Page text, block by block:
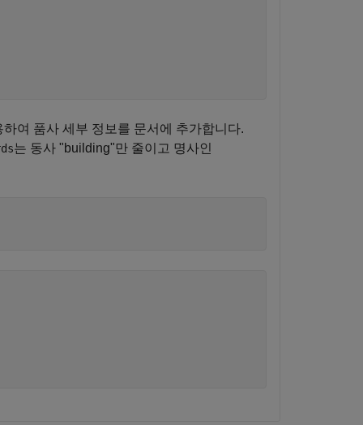
여 품사 세부 정보를 문서에 추가합니다.
는 동사 "building"만 줄이고 명사인